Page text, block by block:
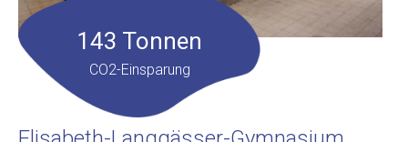
143 Tonnen
CO2-Einsparung